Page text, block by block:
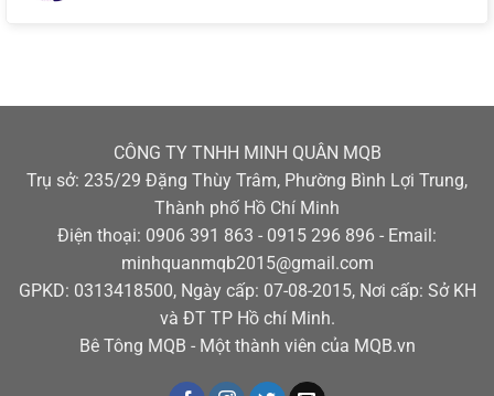
CÔNG TY TNHH MINH QUÂN MQB
Trụ sở: 235/29 Đặng Thùy Trâm, Phường Bình Lợi Trung,
Thành phố Hồ Chí Minh
Điện thoại: 0906 391 863 - 0915 296 896 - Email:
minhquanmqb2015@gmail.com
GPKD: 0313418500, Ngày cấp: 07-08-2015, Nơi cấp: Sở KH
và ĐT TP Hồ chí Minh.
Bê Tông MQB - Một thành viên của MQB.vn